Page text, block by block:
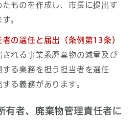
たものを作成し、市長に提出す
。
の選任と届出（条例第13条）
れる事業系廃棄物の減量及び
する業務を担う担当者を選任
る義務があります。
有者、廃棄物管理責任者に